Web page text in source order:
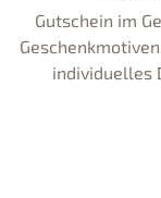
Gutschein im
individuelles